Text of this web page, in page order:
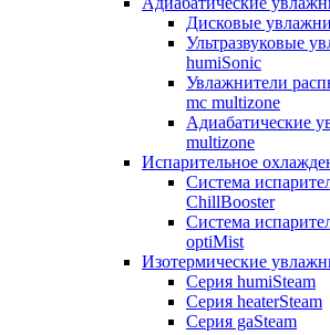
Дисковые
Ультразвуковые
humiSonic
Увлажнители
mc multizone
Адиабатические
multizone
Испарительное
Система
ChillBooster
Система
optiMist
Изотермические
Серия humiSteam
Серия heaterSteam
Серия gaSteam